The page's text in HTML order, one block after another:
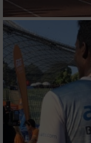
Verwendung von
personalisierter
Messung der
Messung der
Analyse von
oder